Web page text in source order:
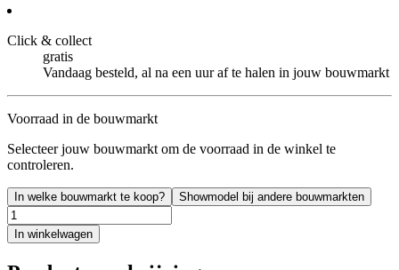
Click & collect
gratis
Vandaag besteld, al na een uur af te halen in jouw bouwmarkt
Voorraad in de bouwmarkt
Selecteer jouw bouwmarkt om de voorraad in de winkel te
controleren.
In welke bouwmarkt te koop? Showmodel bij andere bouwmarkten
In winkelwagen